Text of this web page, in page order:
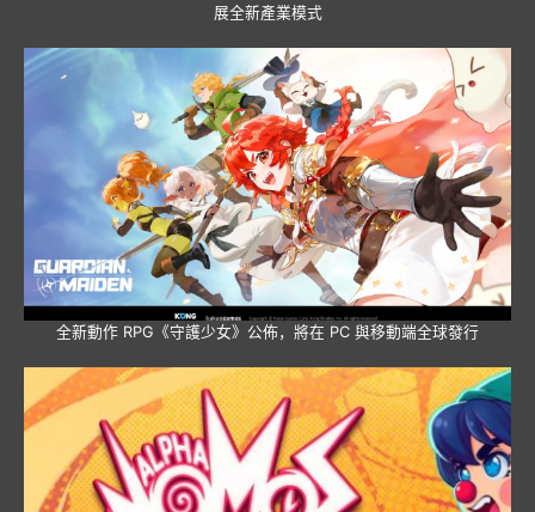
展全新產業模式
全新動作 RPG《守護少女》公佈，將在 PC 與移動端全球發行